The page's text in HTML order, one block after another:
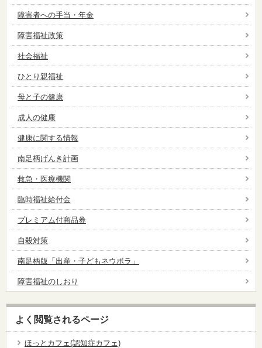
障害者への手当・年金
障害福祉政策
社会福祉
ひとり親福祉
母と子の健康
成人の健康
健康に関する情報
南足柄げんき計画
救急・医療機関
臨時福祉給付金
プレミアム付商品券
自殺対策
南足柄版「出産・子どもネウボラ」
障害福祉のしおり
よく閲覧されるページ
ほっとカフェ(認知症カフェ)